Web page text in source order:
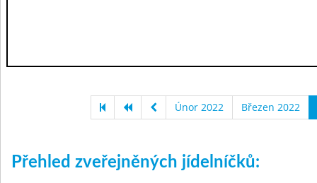
Únor 2022 Březen 2022
Přehled zveřejněných jídelníčků: